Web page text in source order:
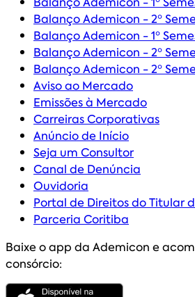
Balanço Ademicon - 2º
Balanço Ademicon - 1º
Balanço Ademicon - 2º
Balanço Ademicon - 2º
Aviso ao Mercado
Emissões à Mercado
Carreiras Corporativas
Anúncio de Início
Seja um Consultor
Canal de Denúncia
Ouvidoria
Portal de Direitos do Titular
Parceria Coritiba
Baixe o app da Ademicon e
consórcio: